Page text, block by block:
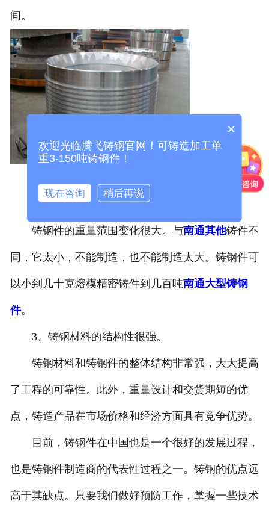
间。
2、由轻到重的剧烈变化。
铸钢件的重量范围变化很大。与南通其他铸件不
同，它太小，不能制造，也不能制造太大。铸钢件可
以小到几十克熔模精密铸件到几百吨南通大型铸钢
件。
3、铸钢材料的结构性很强。
铸钢材料和铸钢件的整体结构非常强，大大提高
了工程的可靠性。此外，重量设计和交货期短的优
点，铸造产品在市场价格和经济方面具有竞争优势。
目前，铸钢件在中国也是一个很好的发展过程，
也是铸钢件制造商的代表性过程之一。铸钢的优点远
高于其缺点。只要我们做好预防工作，掌握一些技术
×
欢迎光临腾飞铸钢官网！可铸造加工单
重3-150吨铸钢件！
现在咨询 稍后再说